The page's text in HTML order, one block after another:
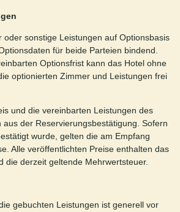
oder sonstige Leistungen auf Optionsbasis
für beide Parteien bindend.
Optionsfrist kann das Hotel ohne
optionierten Zimmer und Leistungen frei
und die vereinbarten Leistungen des
aus der Reservierungsbestätigung. Sofern
wurde, gelten die am Empfang
Alle veröffentlichten Preise enthalten das
die derzeit geltende Mehrwertsteuer.
gebuchten Leistungen ist generell vor